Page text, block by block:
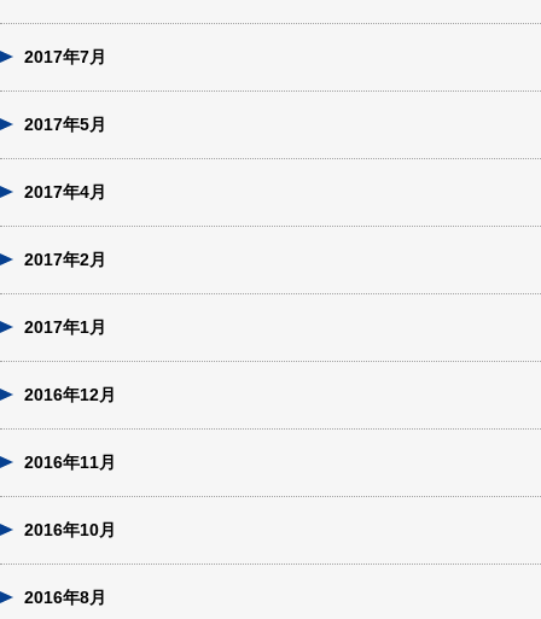
2017年7月
2017年5月
2017年4月
2017年2月
2017年1月
2016年12月
2016年11月
2016年10月
2016年8月